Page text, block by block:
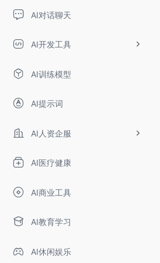
AI对话聊天
AI开发工具
AI训练模型
AI提示词
AI人资企服
AI医疗健康
AI商业工具
AI教育学习
AI休闲娱乐